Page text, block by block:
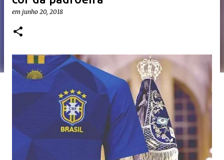
em junho 20, 2018